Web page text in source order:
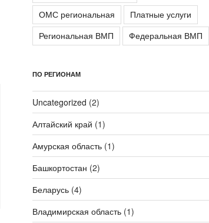
ОМС региональная
Платные услуги
Региональная ВМП
Федеральная ВМП
ПО РЕГИОНАМ
Uncategorized (2)
Алтайский край (1)
Амурская область(1)
Башкортостан (2)
Беларусь(4)
Владимирская область(1)